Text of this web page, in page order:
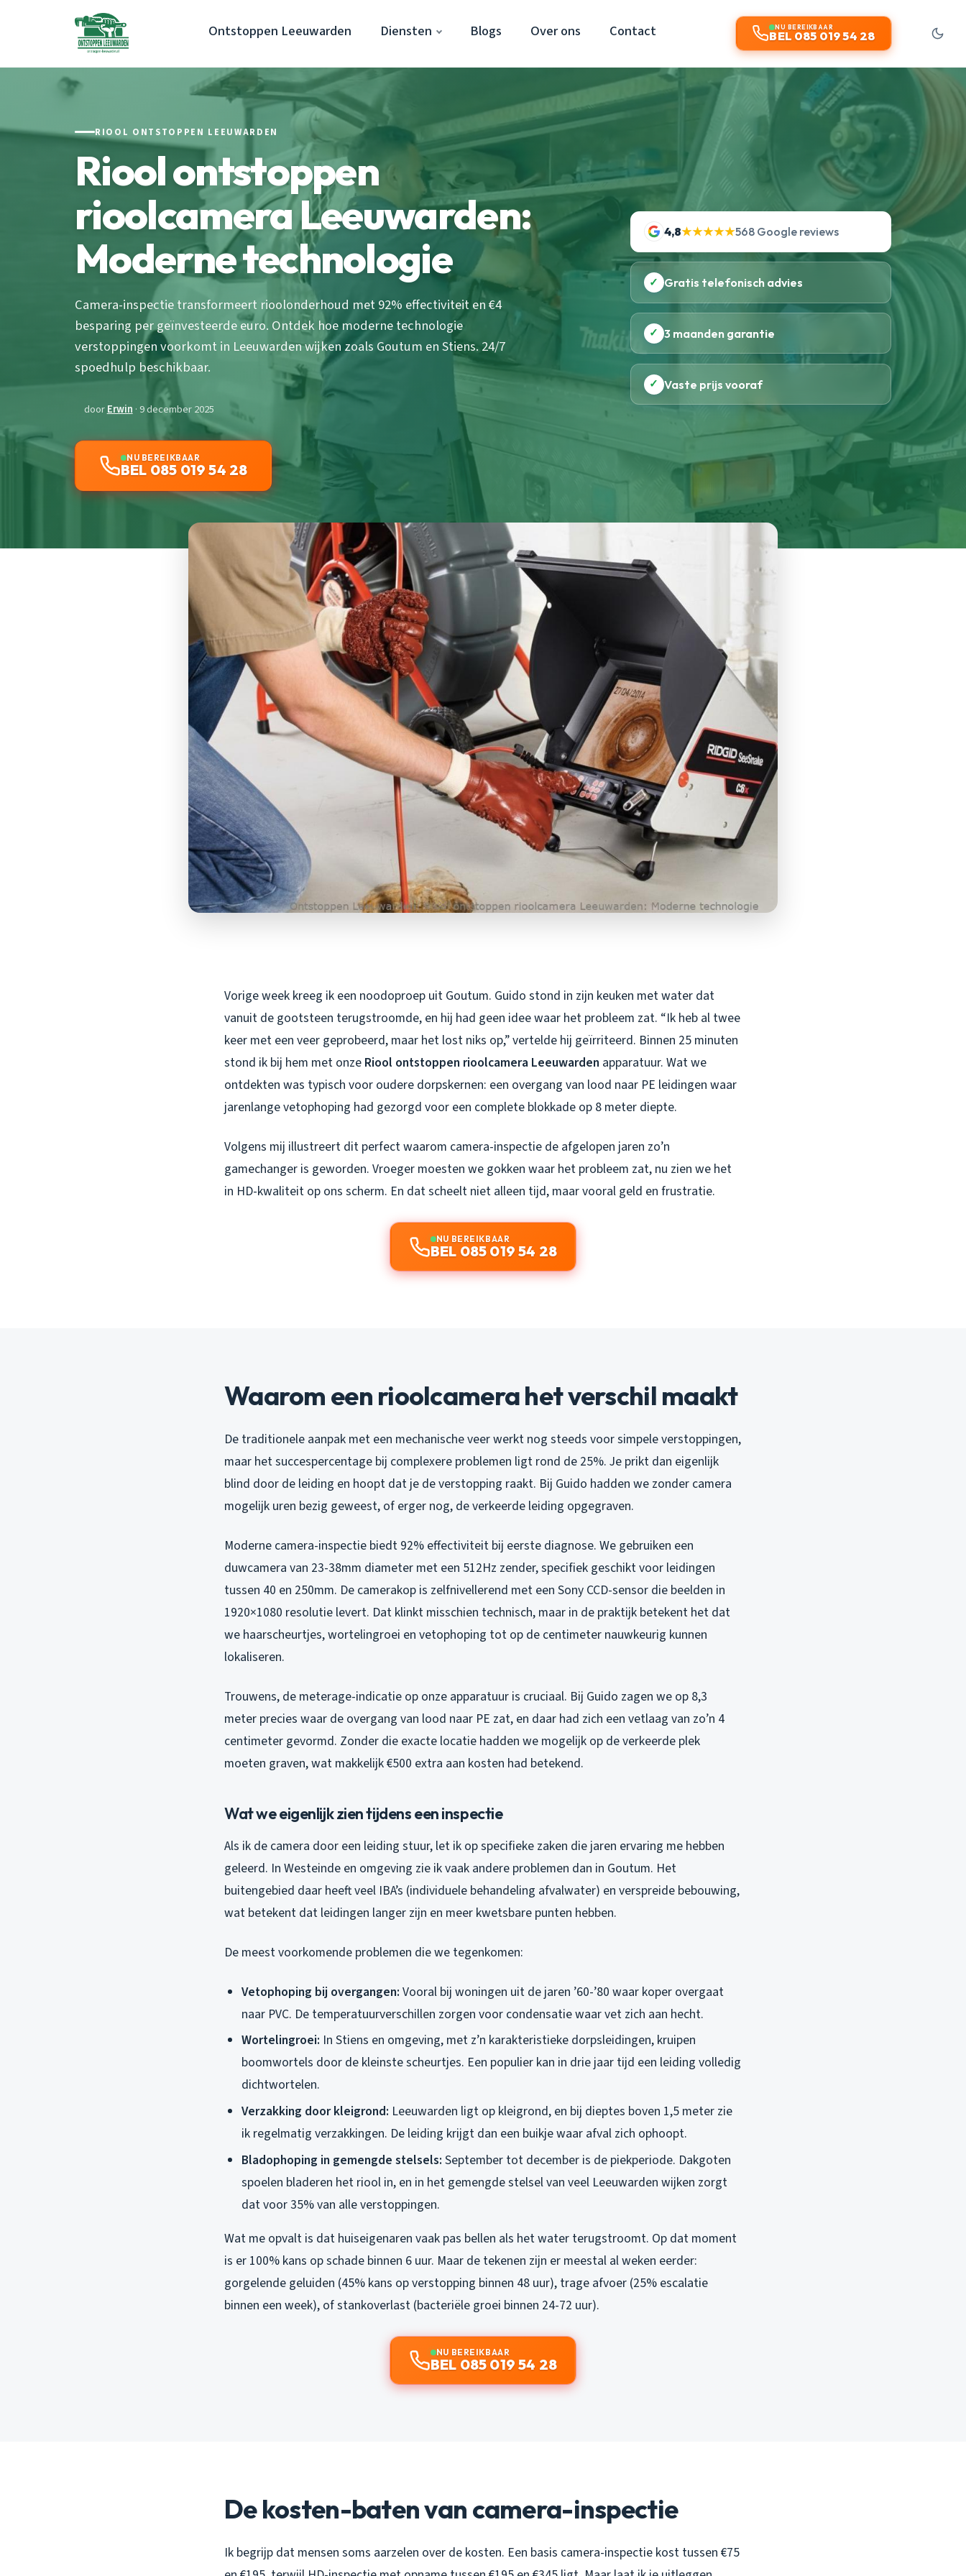
Ontstoppen Leeuwarden Diensten Blogs Over ons Contact NU BEREIKBAAR
BEL 085 019 54 28
RIOOL ONTSTOPPEN LEEUWARDEN
Riool ontstoppen
rioolcamera Leeuwarden:
Moderne technologie
Camera-inspectie transformeert rioolonderhoud met 92% effectiviteit en €4
besparing per geïnvesteerde euro. Ontdek hoe moderne technologie
verstoppingen voorkomt in Leeuwarden wijken zoals Goutum en Stiens. 24/7
spoedhulp beschikbaar.
doorErwin · 9 december 2025
NU BEREIKBAAR
BEL 085 019 54 28
4,8★★★★★568 Google reviews
✓ Gratis telefonisch advies
✓ 3 maanden garantie
✓ Vaste prijs vooraf
Vorige week kreeg ik een noodoproep uit Goutum. Guido stond in zijn keuken met water dat
vanuit de gootsteen terugstroomde, en hij had geen idee waar het probleem zat. “Ik heb al twee
keer met een veer geprobeerd, maar het lost niks op,” vertelde hij geïrriteerd. Binnen 25 minuten
stond ik bij hem met onze Riool ontstoppen rioolcamera Leeuwarden apparatuur. Wat we
ontdekten was typisch voor oudere dorpskernen: een overgang van lood naar PE leidingen waar
jarenlange vetophoping had gezorgd voor een complete blokkade op 8 meter diepte.
Volgens mij illustreert dit perfect waarom camera-inspectie de afgelopen jaren zo’n
gamechanger is geworden. Vroeger moesten we gokken waar het probleem zat, nu zien we het
in HD-kwaliteit op ons scherm. En dat scheelt niet alleen tijd, maar vooral geld en frustratie.
NU BEREIKBAAR
BEL 085 019 54 28
Waarom een rioolcamera het verschil maakt
De traditionele aanpak met een mechanische veer werkt nog steeds voor simpele verstoppingen,
maar het succespercentage bij complexere problemen ligt rond de 25%. Je prikt dan eigenlijk
blind door de leiding en hoopt dat je de verstopping raakt. Bij Guido hadden we zonder camera
mogelijk uren bezig geweest, of erger nog, de verkeerde leiding opgegraven.
Moderne camera-inspectie biedt 92% effectiviteit bij eerste diagnose. We gebruiken een
duwcamera van 23-38mm diameter met een 512Hz zender, specifiek geschikt voor leidingen
tussen 40 en 250mm. De camerakop is zelfnivellerend met een Sony CCD-sensor die beelden in
1920×1080 resolutie levert. Dat klinkt misschien technisch, maar in de praktijk betekent het dat
we haarscheurtjes, wortelingroei en vetophoping tot op de centimeter nauwkeurig kunnen
lokaliseren.
Trouwens, de meterage-indicatie op onze apparatuur is cruciaal. Bij Guido zagen we op 8,3
meter precies waar de overgang van lood naar PE zat, en daar had zich een vetlaag van zo’n 4
centimeter gevormd. Zonder die exacte locatie hadden we mogelijk op de verkeerde plek
moeten graven, wat makkelijk €500 extra aan kosten had betekend.
Wat we eigenlijk zien tijdens een inspectie
Als ik de camera door een leiding stuur, let ik op specifieke zaken die jaren ervaring me hebben
geleerd. In Westeinde en omgeving zie ik vaak andere problemen dan in Goutum. Het
buitengebied daar heeft veel IBA’s (individuele behandeling afvalwater) en verspreide bebouwing,
wat betekent dat leidingen langer zijn en meer kwetsbare punten hebben.
De meest voorkomende problemen die we tegenkomen:
Vetophoping bij overgangen: Vooral bij woningen uit de jaren ’60-’80 waar koper overgaat
naar PVC. De temperatuurverschillen zorgen voor condensatie waar vet zich aan hecht.
Wortelingroei: In Stiens en omgeving, met z’n karakteristieke dorpsleidingen, kruipen
boomwortels door de kleinste scheurtjes. Een populier kan in drie jaar tijd een leiding volledig
dichtwortelen.
Verzakking door kleigrond: Leeuwarden ligt op kleigrond, en bij dieptes boven 1,5 meter zie
ik regelmatig verzakkingen. De leiding krijgt dan een buikje waar afval zich ophoopt.
Bladophoping in gemengde stelsels: September tot december is de piekperiode. Dakgoten
spoelen bladeren het riool in, en in het gemengde stelsel van veel Leeuwarden wijken zorgt
dat voor 35% van alle verstoppingen.
Wat me opvalt is dat huiseigenaren vaak pas bellen als het water terugstroomt. Op dat moment
is er 100% kans op schade binnen 6 uur. Maar de tekenen zijn er meestal al weken eerder:
gorgelende geluiden (45% kans op verstopping binnen 48 uur), trage afvoer (25% escalatie
binnen een week), of stankoverlast (bacteriële groei binnen 24-72 uur).
NU BEREIKBAAR
BEL 085 019 54 28
De kosten-baten van camera-inspectie
Ik begrijp dat mensen soms aarzelen over de kosten. Een basis camera-inspectie kost tussen €75